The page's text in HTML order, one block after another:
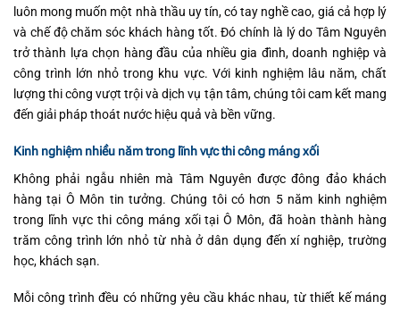
luôn mong muốn một nhà thầu uy tín, có tay nghề cao, giá cả hợp lý
và chế độ chăm sóc khách hàng tốt. Đó chính là lý do Tâm Nguyên
trở thành lựa chọn hàng đầu của nhiều gia đình, doanh nghiệp và
công trình lớn nhỏ trong khu vực. Với kinh nghiệm lâu năm, chất
lượng thi công vượt trội và dịch vụ tận tâm, chúng tôi cam kết mang
đến giải pháp thoát nước hiệu quả và bền vững.
Kinh nghiệm nhiều năm trong lĩnh vực thi công máng xối
Không phải ngẫu nhiên mà Tâm Nguyên được đông đảo khách
hàng tại Ô Môn tin tưởng. Chúng tôi có hơn 5 năm kinh nghiệm
trong lĩnh vực thi công máng xối tại Ô Môn, đã hoàn thành hàng
trăm công trình lớn nhỏ từ nhà ở dân dụng đến xí nghiệp, trường
học, khách sạn.
Mỗi công trình đều có những yêu cầu khác nhau, từ thiết kế máng